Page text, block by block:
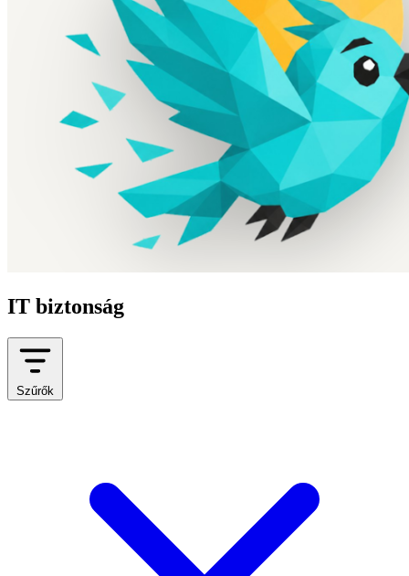
IT biztonság
Szűrők